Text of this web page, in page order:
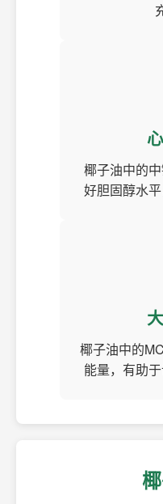
椰子油中的
好胆固醇水平
椰子油中的
能量，有助